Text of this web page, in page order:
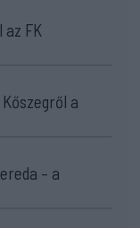
FK
a
– a